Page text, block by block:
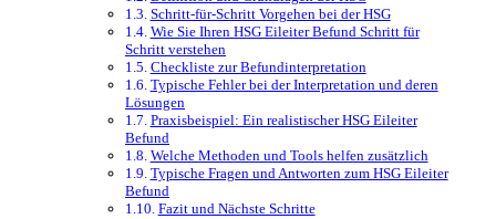
Schritt-für-Schritt Vorgehen bei der HSG
Wie Sie Ihren HSG Eileiter Befund Schritt für
Schritt verstehen
Checkliste zur Befundinterpretation
Typische Fehler bei der Interpretation und deren
Lösungen
Praxisbeispiel: Ein realistischer HSG Eileiter
Befund
Welche Methoden und Tools helfen zusätzlich
Typische Fragen und Antworten zum HSG Eileiter
Befund
Fazit und Nächste Schritte